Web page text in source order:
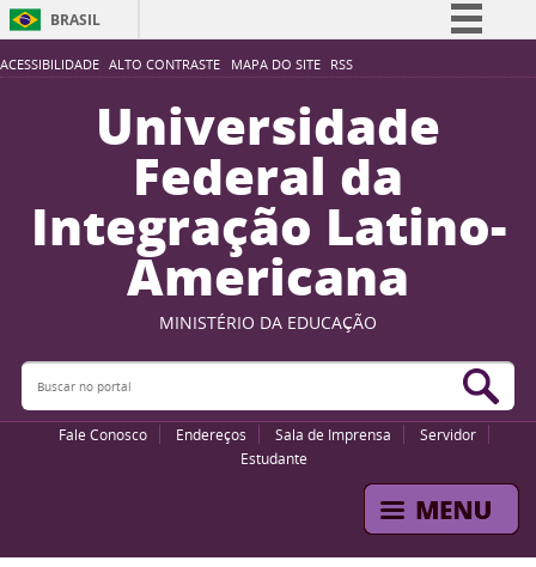
ACESSIBILIDADE ALTO CONTRASTE MAPA DO SITE RSS
BRASIL
Simplifique!
Participe
Acesso à informação
Legislação
Canais
Universidade
Federal da
Integração Latino-
Americana
MINISTÉRIO DA EDUCAÇÃO
Buscar no portal
Fale Conosco Endereços Sala de Imprensa
Servidor
Estudante